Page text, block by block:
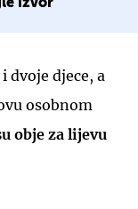
izvor
dvoje djece, a
osobnom
obje za lijevu